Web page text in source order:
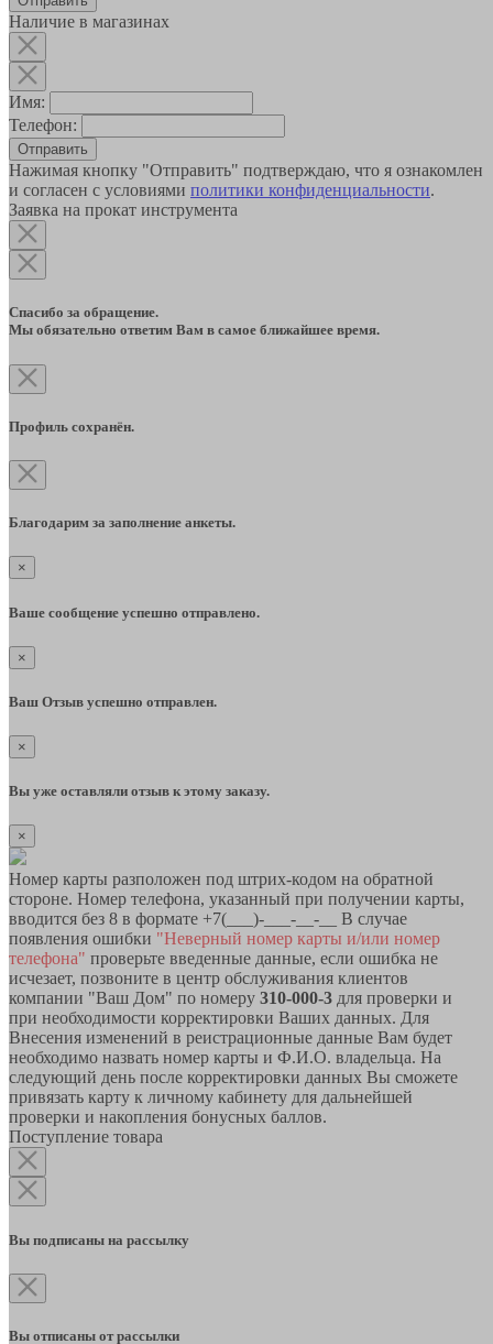
Наличие в магазинах
Имя:
Телефон:
Отправить
Нажимая кнопку "Отправить" подтверждаю, что я ознакомлен
и согласен с условиями политики конфиденциальности.
Заявка на прокат инструмента
Спасибо за обращение.
Мы обязательно ответим Вам в самое ближайшее время.
Профиль сохранён.
Благодарим за заполнение анкеты.
×
Ваше сообщение успешно отправлено.
×
Ваш Отзыв успешно отправлен.
×
Вы уже оставляли отзыв к этому заказу.
×
Номер карты разположен под штрих-кодом на обратной
стороне. Номер телефона, указанный при получении карты,
вводится без 8 в формате +7(___)-___-__-__ В случае
появления ошибки "Неверный номер карты и/или номер
телефона" проверьте введенные данные, если ошибка не
исчезает, позвоните в центр обслуживания клиентов
компании "Ваш Дом" по номеру 310-000-3 для проверки и
при необходимости корректировки Ваших данных. Для
Внесения изменений в реистрационные данные Вам будет
необходимо назвать номер карты и Ф.И.О. владельца. На
следующий день после корректировки данных Вы сможете
привязать карту к личному кабинету для дальнейшей
проверки и накопления бонусных баллов.
Поступление товара
Вы подписаны на рассылку
Вы отписаны от рассылки